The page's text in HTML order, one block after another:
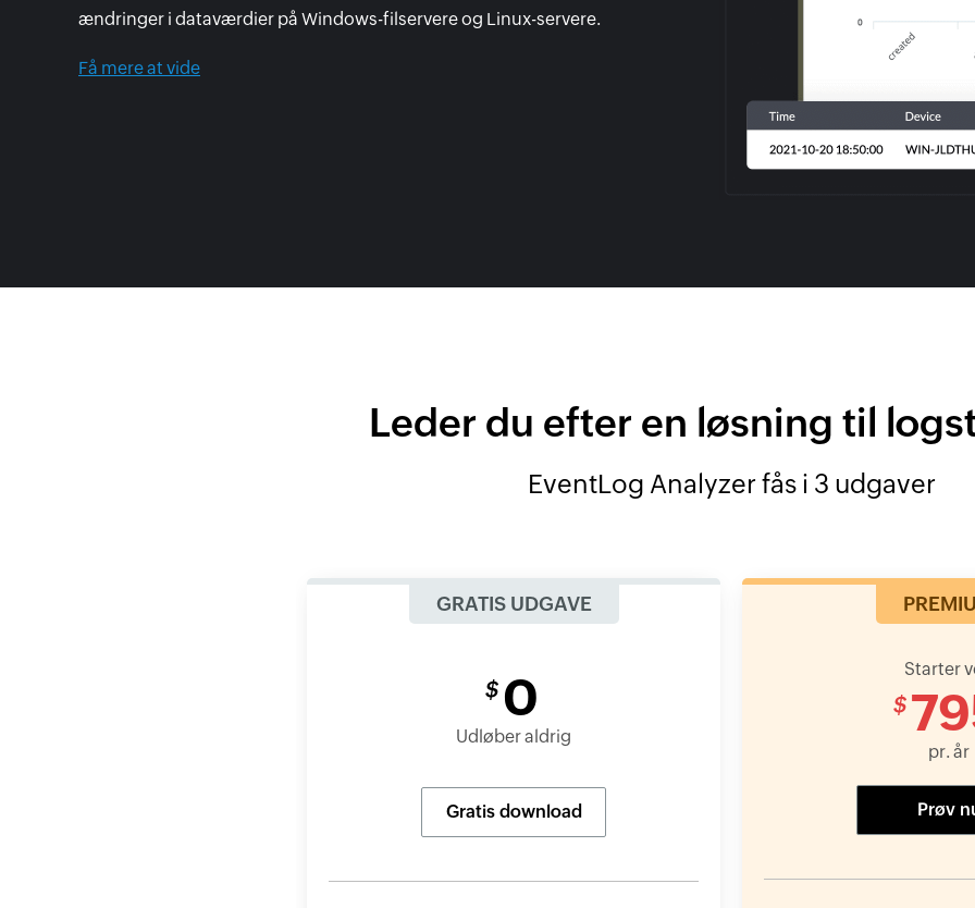
ændringer i dataværdier på Windows-filservere og Linux-servere.
Få mere at vide
Leder du efter en løsning til
EventLog Analyzer fås i 3 udgaver
GRATIS UDGAVE
$ 0
Udløber aldrig
Gratis download
Starter
$
pr. år
Prøv